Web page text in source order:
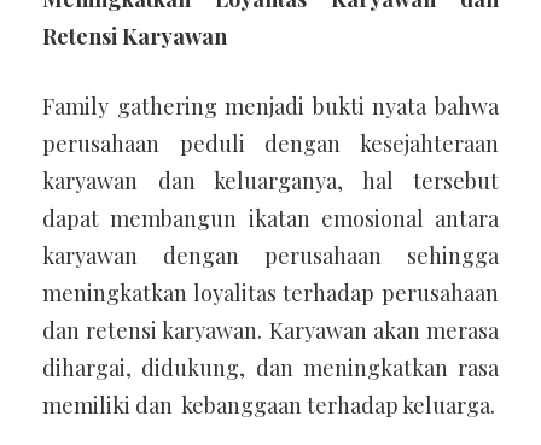
Retensi Karyawan
Family gathering menjadi bukti nyata bahwa
perusahaan peduli dengan kesejahteraan
karyawan dan keluarganya, hal tersebut
dapat membangun ikatan emosional antara
karyawan dengan perusahaan sehingga
meningkatkan loyalitas terhadap perusahaan
dan retensi karyawan. Karyawan akan merasa
dihargai, didukung, dan meningkatkan rasa
memiliki dan kebanggaan terhadap keluarga.